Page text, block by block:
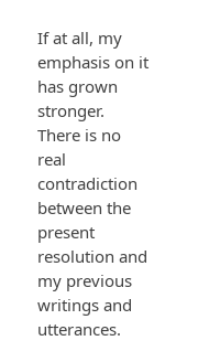
If at all, my
emphasis on it
has grown
stronger.
There is no
real
contradiction
between the
present
resolution and
my previous
writings and
utterances.